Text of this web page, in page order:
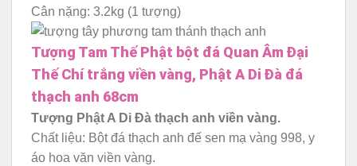
Cân nặng: 3.2kg (1 tượng)
Tượng Tam Thế Phật bột đá Quan Âm Đại
Thế Chí trắng viền vàng, Phật A Di Đà đá
thạch anh 68cm
Tượng Phật A Di Đà thạch anh viền vàng.
Chất liệu: Bột đá thạch anh đế sen mạ vàng 998, y
áo hoa văn viền vàng.